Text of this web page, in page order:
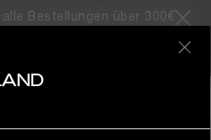
Bestellungen über 300€